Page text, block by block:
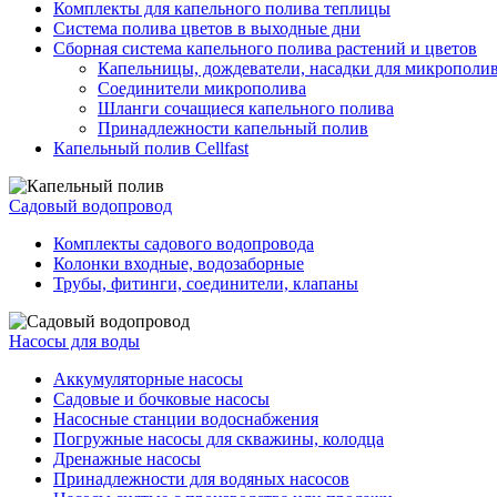
Комплекты для капельного полива теплицы
Система полива цветов в выходные дни
Сборная система капельного полива растений и цветов
Капельницы, дождеватели, насадки для
Соединители микрополива
Шланги сочащиеся капельного полива
Принадлежности капельный полив
Капельный полив Cellfast
Садовый водопровод
Комплекты садового водопровода
Колонки входные, водозаборные
Трубы, фитинги, соединители, клапаны
Насосы для воды
Аккумуляторные насосы
Садовые и бочковые насосы
Насосные станции водоснабжения
Погружные насосы для скважины, колодца
Дренажные насосы
Принадлежности для водяных насосов